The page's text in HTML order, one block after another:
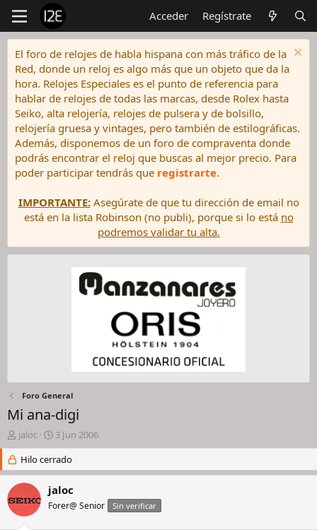
Acceder Regístrate
El foro de relojes de habla hispana con más tráfico de la
Red, donde un reloj es algo más que un objeto que da la
hora. Relojes Especiales es el punto de referencia para
hablar de relojes de todas las marcas, desde Rolex hasta
Seiko, alta relojería, relojes de pulsera y de bolsillo,
relojería gruesa y vintages, pero también de estilográficas.
Además, disponemos de un foro de compraventa donde
podrás encontrar el reloj que buscas al mejor precio. Para
poder participar tendrás que registrarte.
IMPORTANTE:Asegúrate de que tu dirección de email no
está en la lista Robinson (no publi), porque si lo está no
podremos validar tu alta.
Foro General
Mi ana-digi
I
n
c
i
a
o
jaloc
F
e
c
h
a
d
e
3 Jun 2006
Hilo cerrado
jaloc
Forer@ Senior Sin verificar